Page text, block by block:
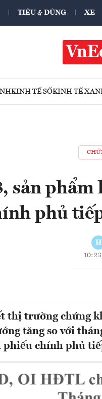
TIÊU & DÙNG XE
KINH TẾ SỐKINH TẾ
sản
phủ
H
thị trường chứng
tăng so với
chính phủ